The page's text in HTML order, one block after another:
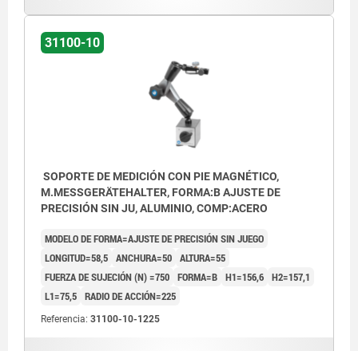
31100-10
SOPORTE DE MEDICIÓN CON PIE MAGNÉTICO,
M.MESSGERÄTEHALTER, FORMA:B AJUSTE DE
PRECISIÓN SIN JU, ALUMINIO, COMP:ACERO
MODELO DE FORMA=AJUSTE DE PRECISIÓN SIN JUEGO
LONGITUD=58,5 ANCHURA=50 ALTURA=55
FUERZA DE SUJECIÓN (N) =750 FORMA=B H1=156,6 H2=157,1
L1=75,5 RADIO DE ACCIÓN=225
Referencia: 31100-10-1225